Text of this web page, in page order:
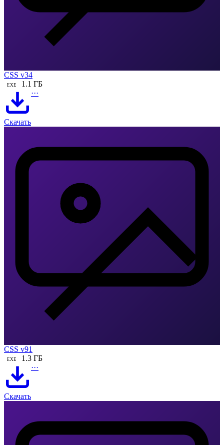
CSS v34
EXE 1.1 ГБ
Скачать
···
CSS v91
EXE 1.3 ГБ
Скачать
···